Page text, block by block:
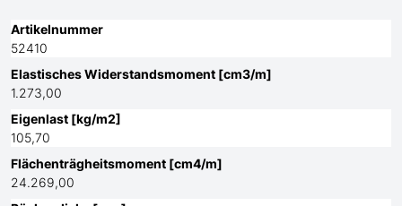
Artikelnummer
52410
Elastisches Widerstandsmoment [cm3/m]
1.273,00
Eigenlast [kg/m2]
105,70
Flächenträgheitsmoment [cm4/m]
24.269,00